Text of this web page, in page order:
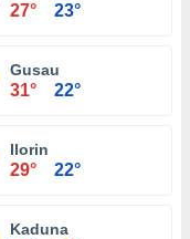
27° 23°
Gusau
31° 22°
Ilorin
29° 22°
Kaduna